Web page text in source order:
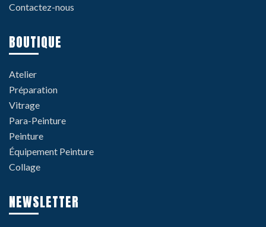
Contactez-nous
BOUTIQUE
Atelier
Préparation
Vitrage
Para-Peinture
Peinture
Équipement Peinture
Collage
NEWSLETTER